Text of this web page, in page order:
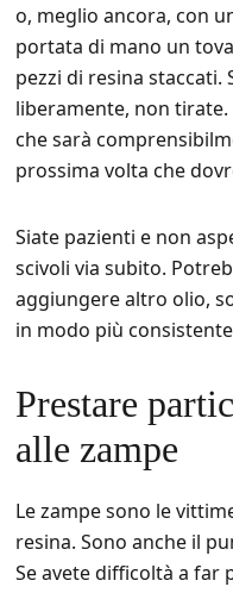
o, meglio ancora, con
portata di mano un
pezzi di resina staccati.
liberamente, non tirate.
che sarà
prossima volta che
Siate pazienti e non
scivoli via subito.
aggiungere altro olio,
in modo più
Prestare
alle zampe
Le zampe sono le
resina. Sono anche il
Se avete difficoltà a far